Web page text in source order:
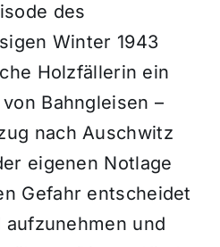
des
Winter 1943
Holzfällerin ein
Bahngleisen –
nach Auschwitz
eigenen Notlage
Gefahr entscheidet
und